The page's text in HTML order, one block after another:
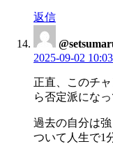
返信
2025-09-02 10:03
正直、このチ
ら否定派になっ
過去の自分は
ついて人生で1